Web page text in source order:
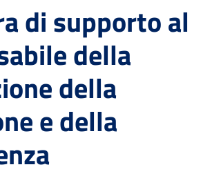
di supporto al
della
della
e della